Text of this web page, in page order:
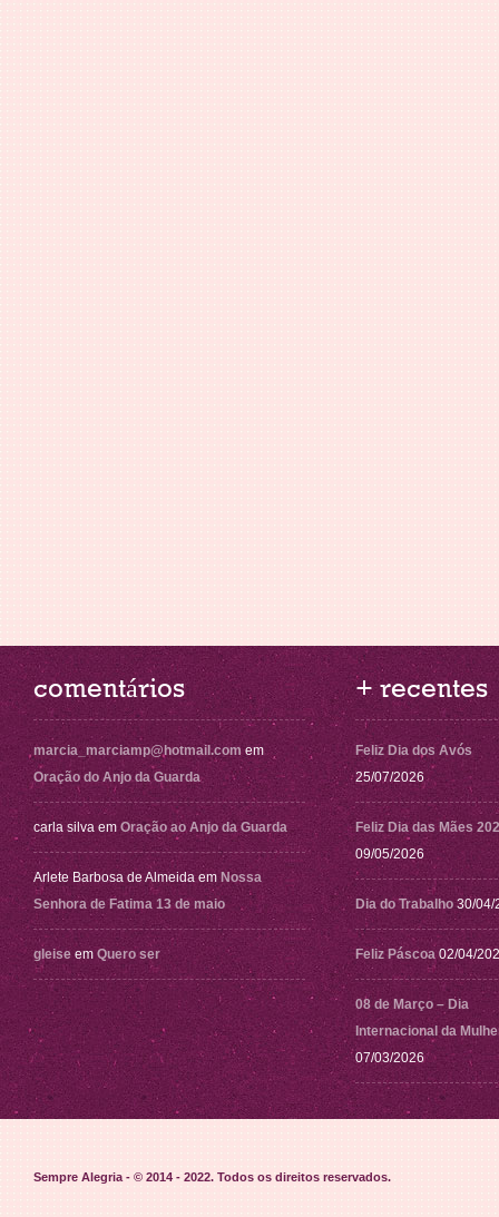
comentários
marcia_marciamp@hotmail.com em
Oração do Anjo da Guarda
carla silva em Oração ao Anjo da Guarda
Arlete Barbosa de Almeida em Nossa
Senhora de Fatima 13 de maio
gleise em Quero ser
+ recentes
Feliz Dia dos Avós
25/07/2026
Feliz Dia das Mães
09/05/2026
Dia do Trabalho 30/04/
Feliz Páscoa 02/04/
08 de Março – Dia
Internacional da
07/03/2026
Sempre Alegria - © 2014 - 2022. Todos os direitos reservados.